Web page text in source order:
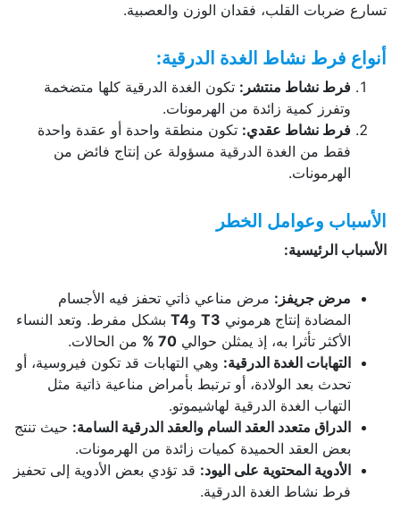
تسارع ضربات القلب، فقدان الوزن والعصبية.
أنواع فرط نشاط الغدة الدرقية:
فرط نشاط منتشر : تكون الغدة الدرقية كلها متضخمة
وتفرز كمية زائدة من الهرمونات.
فرط نشاط عقدي: تكون منطقة واحدة أو عقدة واحدة
فقط من الغدة الدرقية مسؤولة عن إنتاج فائض من
الهرمونات.
الأسباب وعوامل الخطر
الأسباب الرئيسية:
مرض جريفز : مرض مناعي ذاتي تحفز فيه الأجسام
المضادة إنتاج هرموني T3 وT4 بشكل مفرط. وتعد النساء
الأكثر تأثرا به، إذ يمثلن حوالي 70 %
من الحالات.
التهابات الغدة الدرقية: وهي التهابات قد تكون فيروسية، أو
تحدث بعد الولادة، أو ترتبط بأمراض مناعية ذاتية مثل
التهاب الغدة الدرقية لهاشيموتو.
الدراق متعدد العقد السام والعقد الدرقية السامة: حيث تنتج
بعض العقد الحميدة كميات زائدة من الهرمونات.
الأدوية المحتوية على اليود: قد تؤدي بعض الأدوية إلى تحفيز
فرط نشاط الغدة الدرقية.